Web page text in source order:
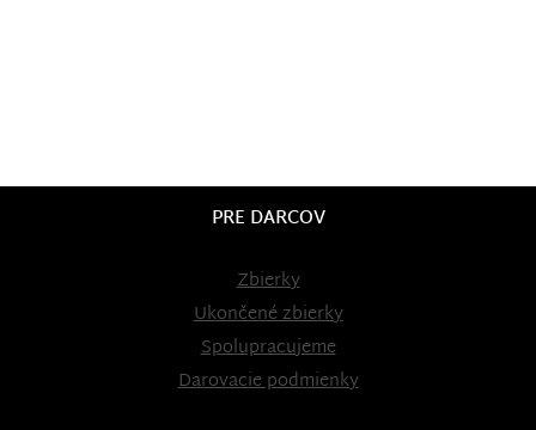
PRE DARCOV
Zbierky
Ukončené zbierky
Spolupracujeme
Darovacie podmienky